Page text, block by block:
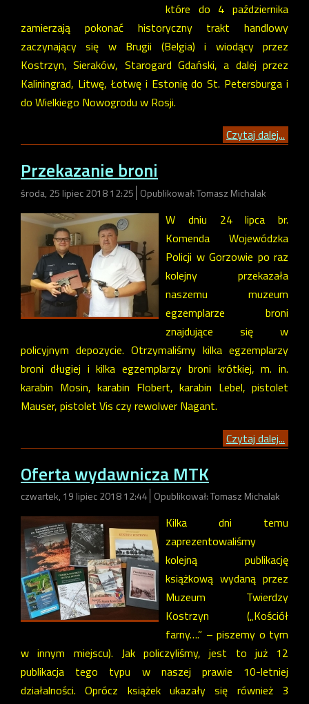
które do 4 października
zamierzają pokonać historyczny trakt handlowy
zaczynający się w Brugii (Belgia) i wiodący przez
Kostrzyn, Sieraków, Starogard Gdański, a dalej przez
Kaliningrad, Litwę, Łotwę i Estonię do St. Petersburga i
do Wielkiego Nowogrodu w Rosji.
Czytaj dalej...
Przekazanie broni
środa, 25 lipiec 2018 12:25 Opublikował: Tomasz Michalak
W dniu 24 lipca br.
Komenda Wojewódzka
Policji w Gorzowie po raz
kolejny przekazała
naszemu muzeum
egzemplarze broni
znajdujące się w
policyjnym depozycie. Otrzymaliśmy kilka egzemplarzy
broni długiej i kilka egzemplarzy broni krótkiej, m. in.
karabin Mosin, karabin Flobert, karabin Lebel, pistolet
Mauser, pistolet Vis czy rewolwer Nagant.
Czytaj dalej...
Oferta wydawnicza MTK
czwartek, 19 lipiec 2018 12:44 Opublikował: Tomasz Michalak
Kilka dni temu
zaprezentowaliśmy
kolejną publikację
książkową wydaną przez
Muzeum Twierdzy
Kostrzyn („Kościół
farny….” – piszemy o tym
w innym miejscu). Jak policzyliśmy, jest to już 12
publikacja tego typu w naszej prawie 10-letniej
działalności. Oprócz książek ukazały się również 3